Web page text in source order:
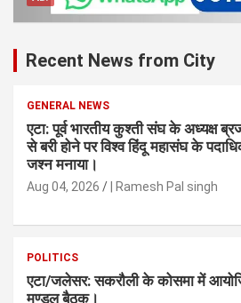
Recent News from City
GENERAL NEWS
एटा: पूर्व भारतीय कुश्ती संघ के अध्यक्ष
से बरी होने पर विश्व हिंदू महासंघ के
जश्न मनाया।
Aug 04, 2026 | Ramesh Pal singh
POLITICS
एटा/जलेसर: सकरौली के कोसमा में
मण्डल बैठक।